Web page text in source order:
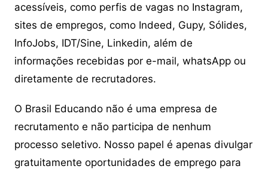
acessíveis, como perfis de vagas no Instagram,
sites de empregos, como Indeed, Gupy, Sólides,
InfoJobs, IDT/Sine, Linkedin, além de
informações recebidas por e-mail, whatsApp ou
diretamente de recrutadores.
O Brasil Educando não é uma empresa de
recrutamento e não participa de nenhum
processo seletivo. Nosso papel é apenas divulgar
gratuitamente oportunidades de emprego para